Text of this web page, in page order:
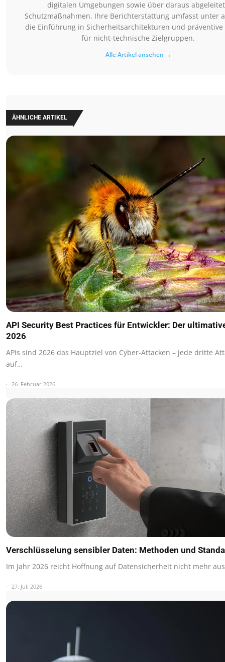
digitalen Umgebungen sowie über daraus
Schutzmaßnahmen. Ihre Berichterstattung umfasst unter
die Einführung in Sicherheitsarchitekturen und präventive
für nicht-technische Zielgruppen.
Alle Artikel ansehen →
ÄHNLICHE ARTIKEL
API Security Best Practices für Entwickler: Der
2026
APIs sind 2026 das Hauptziel von Cyber-Attacken – jede dritte
auf…
26. Februar 2026
Verschlüsselung sensibler Daten: Methoden und
Im Jahr 2026 reicht Hoffnung auf Datensicherheit nicht mehr
27. Juli 2026